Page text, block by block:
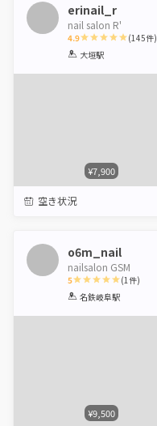
erinail_r
nail salon R'
4.9
1 2 3
(145件)
大垣駅
¥7,900
空き状況
o6m_nail
nailsalon GSM
5
1 2 3 4 5
(1件)
名鉄岐阜駅
¥9,500